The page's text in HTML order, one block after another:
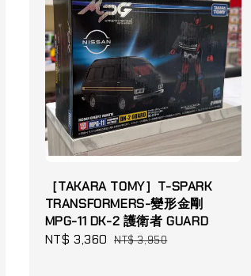
［TAKARA TOMY］T-SPARK
TRANSFORMERS-變形金剛
MPG-11 DK-2 護衛者 GUARD
Sale
NT$ 3,360 Regular
NT$ 3,950